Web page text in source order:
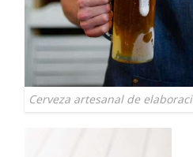
Cerveza artesanal de